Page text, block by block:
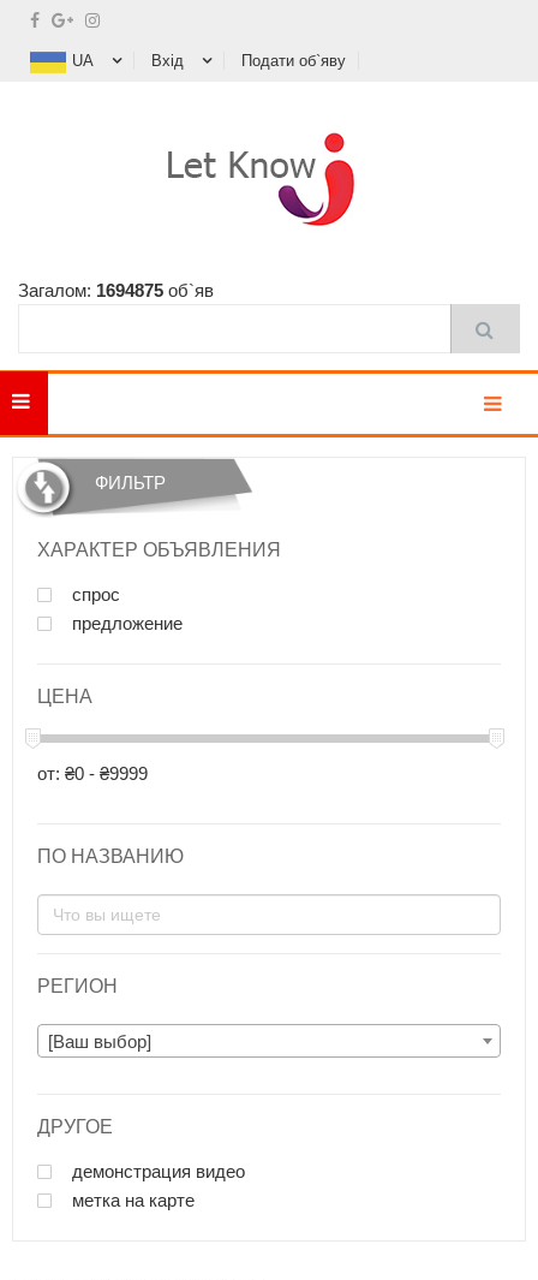
UA Вхід Подати об`яву
Загалом: 1694875 об`яв
ФИЛЬТР
ХАРАКТЕР ОБЪЯВЛЕНИЯ
спрос
предложение
ЦЕНА
от: ₴0 - ₴9999
ПО НАЗВАНИЮ
РЕГИОН
[Ваш выбор]
ДРУГОЕ
демонстрация видео
метка на карте